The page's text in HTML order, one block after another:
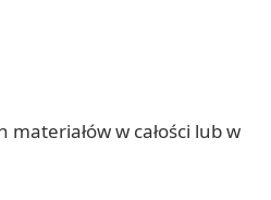
w całości lub w